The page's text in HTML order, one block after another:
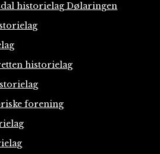
historielag Dølaringen
historielag
forening